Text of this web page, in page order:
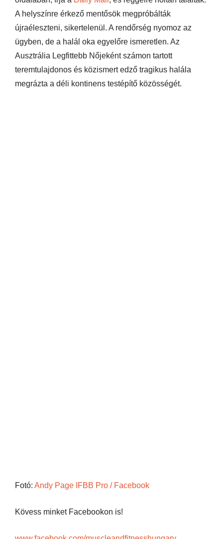
A helyszínre érkező mentősök megpróbálták
újraéleszteni, sikertelenül. A rendőrség nyomoz az
ügyben, de a halál oka egyelőre ismeretlen. Az
Ausztrália Legfittebb Nőjeként számon tartott
teremtulajdonos és közismert edző tragikus halála
megrázta a déli kontinens testépítő közösségét.
Fotó: Andy Page IFBB Pro / Facebook
Kövess minket Facebookon is!